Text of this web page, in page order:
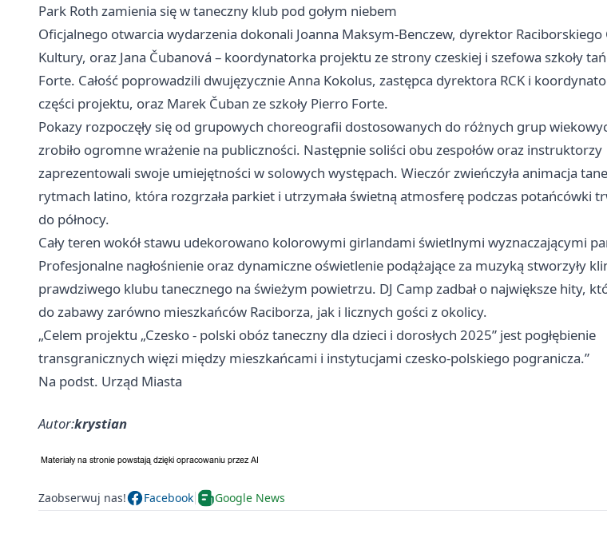
Park Roth zamienia się w taneczny klub pod gołym niebem
Oficjalnego otwarcia wydarzenia dokonali Joanna Maksym-Benczew, dyrektor
Kultury, oraz Jana Čubanová – koordynatorka projektu ze strony czeskiej i szefowa szkoły
Forte. Całość poprowadzili dwujęzycznie Anna Kokolus, zastępca dyrektora RCK i
części projektu, oraz Marek Čuban ze szkoły Pierro Forte.
Pokazy rozpoczęły się od grupowych choreografii dostosowanych do różnych grup
zrobiło ogromne wrażenie na publiczności. Następnie soliści obu zespołów oraz instruktorzy
zaprezentowali swoje umiejętności w solowych występach. Wieczór zwieńczyła animacja
rytmach latino, która rozgrzała parkiet i utrzymała świetną atmosferę podczas potańcówki
do północy.
Cały teren wokół stawu udekorowano kolorowymi girlandami świetlnymi wyznaczającymi
Profesjonalne nagłośnienie oraz dynamiczne oświetlenie podążające za muzyką stworzyły
prawdziwego klubu tanecznego na świeżym powietrzu. DJ Camp zadbał o największe hity,
do zabawy zarówno mieszkańców Raciborza, jak i licznych gości z okolicy.
„Celem projektu „Czesko - polski obóz taneczny dla dzieci i dorosłych 2025” jest pogłębienie
transgranicznych więzi między mieszkańcami i instytucjami czesko-polskiego pogranicza.”
Na podst. Urząd Miasta
Autor:krystian
Zaobserwuj nas! Facebook Google News